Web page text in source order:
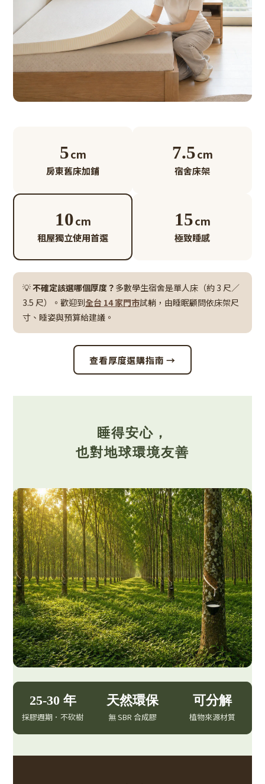
5cm
房東舊床加鋪
7.5cm
宿舍床架
10cm
租屋獨立使用首選
15cm
極致睡感
💡不確定該選哪個厚度？ 多數學生宿舍是單人床（約 3 尺／
3.5 尺）。歡迎到全台 14 家門市試躺，由睡眠顧問依床架尺
寸、睡姿與預算給建議。
查看厚度選購指南 →
睡得安心，
也對地球環境友善
25-30 年
採膠週期．不砍樹
天然環保
無 SBR 合成膠
可分解
植物來源材質